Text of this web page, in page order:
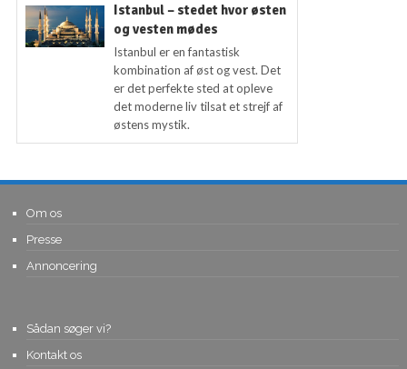
Istanbul – stedet hvor østen
og vesten mødes
Istanbul er en fantastisk
kombination af øst og vest. Det
er det perfekte sted at opleve
det moderne liv tilsat et strejf af
østens mystik.
Om os
Presse
Annoncering
Sådan søger vi?
Kontakt os